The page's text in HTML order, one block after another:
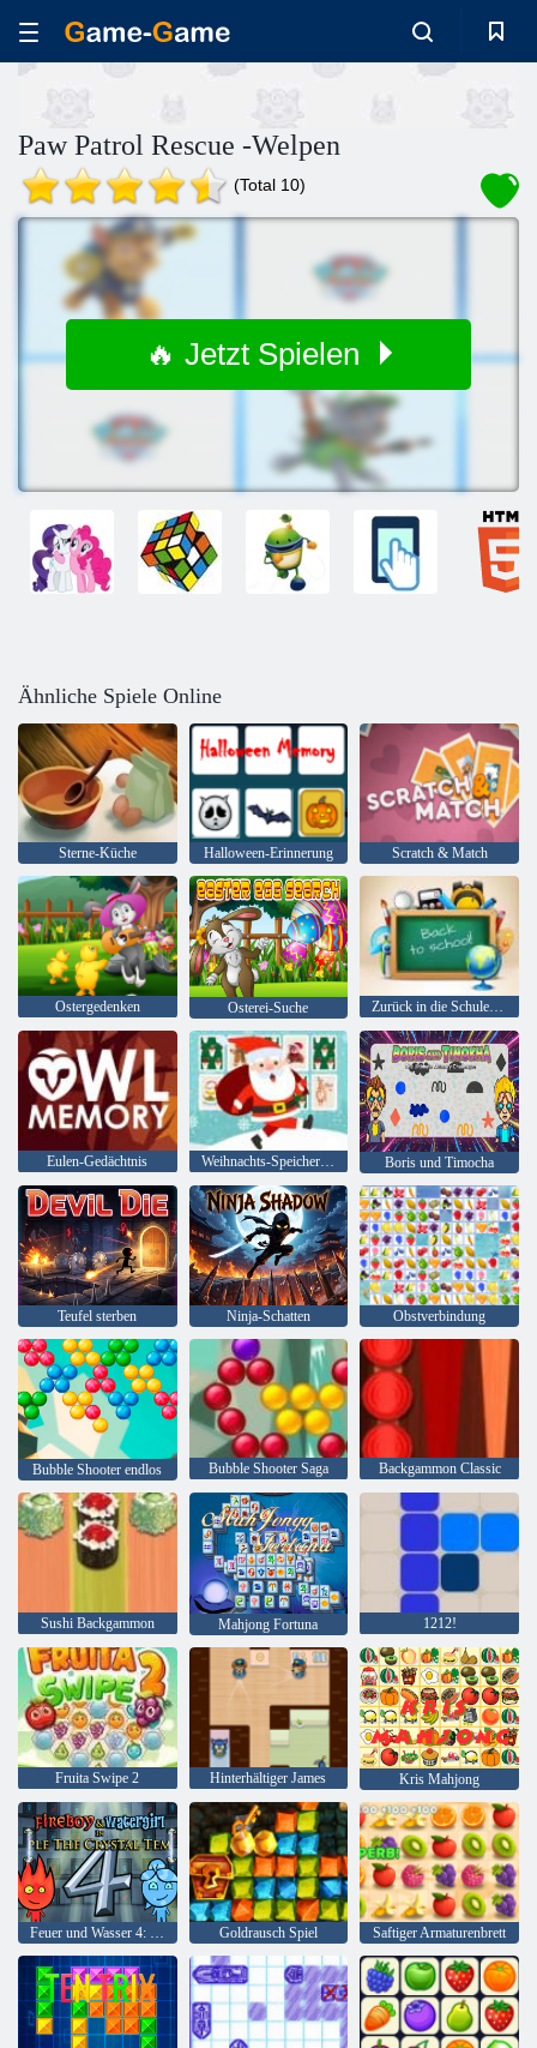
Paw Patrol Rescue -Welpen
(Total 10)
🔥 Jetzt Spielen
Ähnliche Spiele Online
Sterne-Küche Halloween-Erinnerung Scratch & Match
Ostergedenken Osterei-Suche Zurück in die Schule: Erinnerung
Eulen-Gedächtnis Weihnachts-Speicherkarten Boris und Timocha
Teufel sterben Ninja-Schatten Obstverbindung
Bubble Shooter endlos Bubble Shooter Saga Backgammon Classic
Sushi Backgammon Mahjong Fortuna 1212!
Fruita Swipe 2 Hinterhältiger James Kris Mahjong
Goldrausch Spiel Saftiger Armaturenbrett